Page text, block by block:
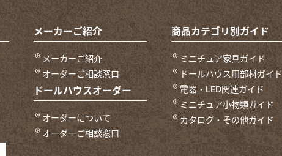
メーカーご紹介
メーカーご紹介
オーダーご相談窓口
ドールハウスオーダー
オーダーについて
オーダーご相談窓口
商品カテゴリ別ガイド
ミニチュア家具ガイド
ドールハウス用部材ガイド
電器・LED関連ガイド
ミニチュア小物類ガイド
カタログ・その他ガイド